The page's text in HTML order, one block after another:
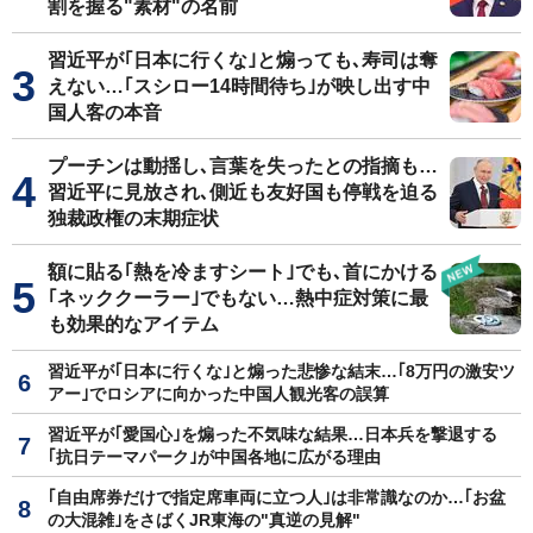
割を握る"素材"の名前
習近平が｢日本に行くな｣と煽っても､寿司は奪
えない…｢スシロー14時間待ち｣が映し出す中
国人客の本音
プーチンは動揺し､言葉を失ったとの指摘も…
習近平に見放され､側近も友好国も停戦を迫る
独裁政権の末期症状
額に貼る｢熱を冷ますシート｣でも､首にかける
｢ネッククーラー｣でもない…熱中症対策に最
も効果的なアイテム
習近平が｢日本に行くな｣と煽った悲惨な結末…｢8万円の激安ツ
アー｣でロシアに向かった中国人観光客の誤算
習近平が｢愛国心｣を煽った不気味な結果…日本兵を撃退する
｢抗日テーマパーク｣が中国各地に広がる理由
｢自由席券だけで指定席車両に立つ人｣は非常識なのか…｢お盆
の大混雑｣をさばくJR東海の"真逆の見解"